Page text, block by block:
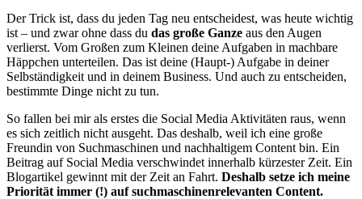
Der Trick ist, dass du jeden Tag neu entscheidest, was heute wichtig
ist – und zwar ohne dass du das große Ganze aus den Augen
verlierst. Vom Großen zum Kleinen deine Aufgaben in machbare
Häppchen unterteilen. Das ist deine (Haupt-) Aufgabe in deiner
Selbständigkeit und in deinem Business. Und auch zu entscheiden,
bestimmte Dinge nicht zu tun.
So fallen bei mir als erstes die Social Media Aktivitäten raus, wenn
es sich zeitlich nicht ausgeht. Das deshalb, weil ich eine große
Freundin von Suchmaschinen und nachhaltigem Content bin. Ein
Beitrag auf Social Media verschwindet innerhalb kürzester Zeit. Ein
Blogartikel gewinnt mit der Zeit an Fahrt. Deshalb setze ich meine
Priorität immer (!) auf suchmaschinenrelevanten Content.